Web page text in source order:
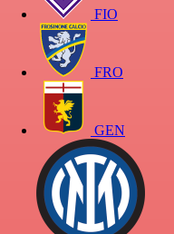
FIO
FRO
GEN